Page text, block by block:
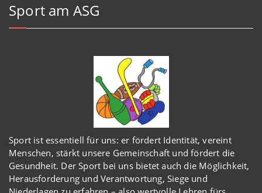
Sport am ASG
Sport ist essentiell für uns: er fördert Identität, vereint
Menschen, stärkt unsere Gemeinschaft und fördert die
Gesundheit. Der Sport bei uns bietet auch die Möglichkeit,
Herausforderung und Verantwortung, Siege und